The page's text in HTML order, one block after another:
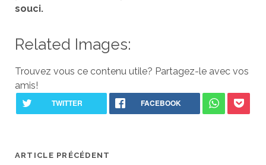
souci.
Related Images:
Trouvez vous ce contenu utile? Partagez-le avec vos
amis!
ARTICLE PRÉCÉDENT